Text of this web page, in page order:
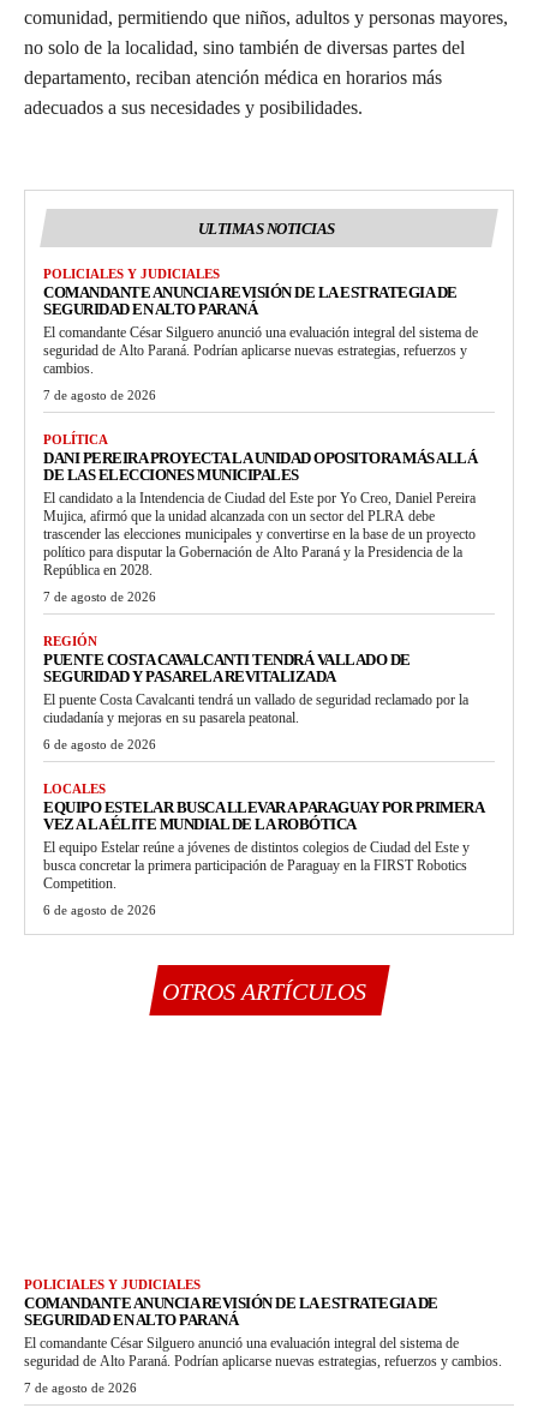
comunidad, permitiendo que niños, adultos y personas mayores,
no solo de la localidad, sino también de diversas partes del
departamento, reciban atención médica en horarios más
adecuados a sus necesidades y posibilidades.
ULTIMAS NOTICIAS
POLICIALES Y JUDICIALES
COMANDANTE ANUNCIA REVISIÓN DE LA ESTRATEGIA DE
SEGURIDAD EN ALTO PARANÁ
El comandante César Silguero anunció una evaluación integral del sistema de
seguridad de Alto Paraná. Podrían aplicarse nuevas estrategias, refuerzos y
cambios.
7 de agosto de 2026
POLÍTICA
DANI PEREIRA PROYECTA LA UNIDAD OPOSITORA MÁS ALLÁ
DE LAS ELECCIONES MUNICIPALES
El candidato a la Intendencia de Ciudad del Este por Yo Creo, Daniel Pereira
Mujica, afirmó que la unidad alcanzada con un sector del PLRA debe
trascender las elecciones municipales y convertirse en la base de un proyecto
político para disputar la Gobernación de Alto Paraná y la Presidencia de la
República en 2028.
7 de agosto de 2026
REGIÓN
PUENTE COSTA CAVALCANTI TENDRÁ VALLADO DE
SEGURIDAD Y PASARELA REVITALIZADA
El puente Costa Cavalcanti tendrá un vallado de seguridad reclamado por la
ciudadanía y mejoras en su pasarela peatonal.
6 de agosto de 2026
LOCALES
EQUIPO ESTELAR BUSCA LLEVAR A PARAGUAY POR PRIMERA
VEZ A LA ÉLITE MUNDIAL DE LA ROBÓTICA
El equipo Estelar reúne a jóvenes de distintos colegios de Ciudad del Este y
busca concretar la primera participación de Paraguay en la FIRST Robotics
Competition.
6 de agosto de 2026
OTROS ARTÍCULOS
POLICIALES Y JUDICIALES
COMANDANTE ANUNCIA REVISIÓN DE LA ESTRATEGIA DE
SEGURIDAD EN ALTO PARANÁ
El comandante César Silguero anunció una evaluación integral del sistema de
seguridad de Alto Paraná. Podrían aplicarse nuevas estrategias, refuerzos y cambios.
7 de agosto de 2026